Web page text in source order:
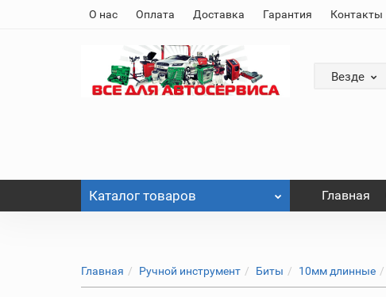
О нас Оплата Доставка Гарантия Контакты
Везде
Каталог товаров Главная
Главная Ручной инструмент Биты 10мм длинные